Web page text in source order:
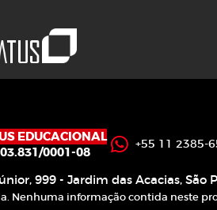
EDUCACIONAL
0001-08
+55 11 2385-
999 - Jardim das Acacias, São
Nenhuma informação contida neste